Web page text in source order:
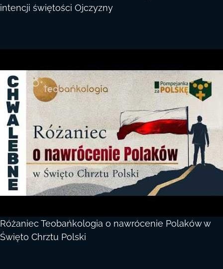
intencji świętości Ojczyzny
Różaniec Teobańkologia o nawrócenie Polaków w
Święto Chrztu Polski